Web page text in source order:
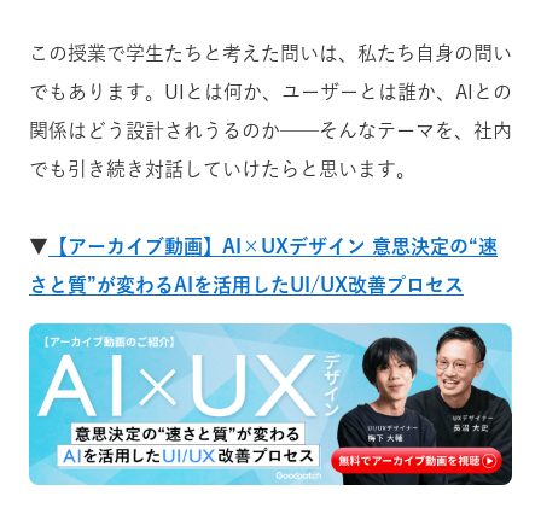
この授業で学生たちと考えた問いは、私たち自身の問い
でもあります。UIとは何か、ユーザーとは誰か、AIとの
関係はどう設計されうるのか──そんなテーマを、社内
でも引き続き対話していけたらと思います。
▼ 【アーカイブ動画】AI×UXデザイン 意思決定の“速
さと質”が変わるAIを活用したUI/UX改善プロセス